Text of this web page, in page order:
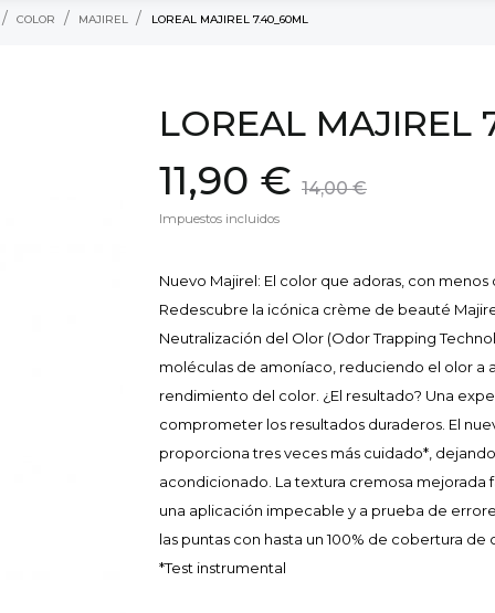
COLOR MAJIREL LOREAL MAJIREL 7.40_60ML
LOREAL MAJIREL
11,90 € 14,00 €
Impuestos incluidos
Nuevo Majirel: El color que adoras, con menos
Redescubre la icónica crème de beauté
Neutralización del Olor (Odor Trapping
moléculas de amoníaco, reduciendo el olor a
rendimiento del color. ¿El resultado? Una
comprometer los resultados duraderos. El
proporciona tres veces más cuidado*,
acondicionado. La textura cremosa mejorada
una aplicación impecable y a prueba de
las puntas con hasta un 100% de cobertura
*Test instrumental